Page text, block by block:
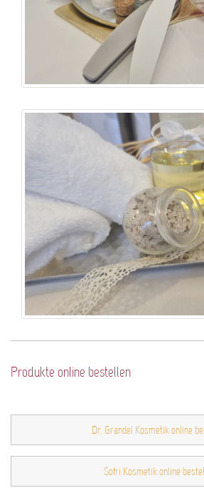
Produkte online bestellen
Dr. Grandel Kosmetik online
Sofri Kosmetik online